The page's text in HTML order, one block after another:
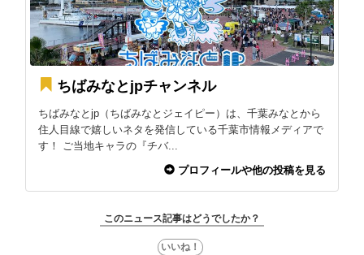
ちばみなとjpチャンネル
ちばみなとjp（ちばみなとジェイピー）は、千葉みなとから
住人目線で嬉しいネタを発信している千葉市情報メディアで
す！ ご当地キャラの『チバ...
プロフィールや他の投稿を見る
このニュース記事はどうでしたか？